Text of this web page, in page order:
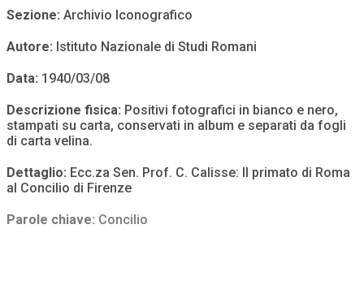
Sezione: Archivio Iconografico
Autore: Istituto Nazionale di Studi Romani
Data: 1940/03/08
Descrizione fisica: Positivi fotografici in bianco e nero,
stampati su carta, conservati in album e separati da fogli
di carta velina.
Dettaglio: Ecc.za Sen. Prof. C. Calisse: Il primato di Roma
al Concilio di Firenze
Parole chiave: Concilio